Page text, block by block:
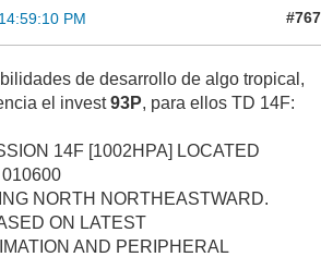
PM #767
de desarrollo de algo tropical,
el invest93P, para ellos TD 14F:
14F [1002HPA] LOCATED
NORTH NORTHEASTWARD.
ON LATEST
AND PERIPHERAL